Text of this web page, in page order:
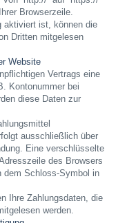
Browserzeile.
aktiviert ist, können die
Dritten mitgelesen
Website
Vertrags eine
Kontonummer bei
diese Daten zur
ausschließlich über
Eine verschlüsselte
des Browsers
Schloss-Symbol in
Ihre Zahlungsdaten, die
werden.